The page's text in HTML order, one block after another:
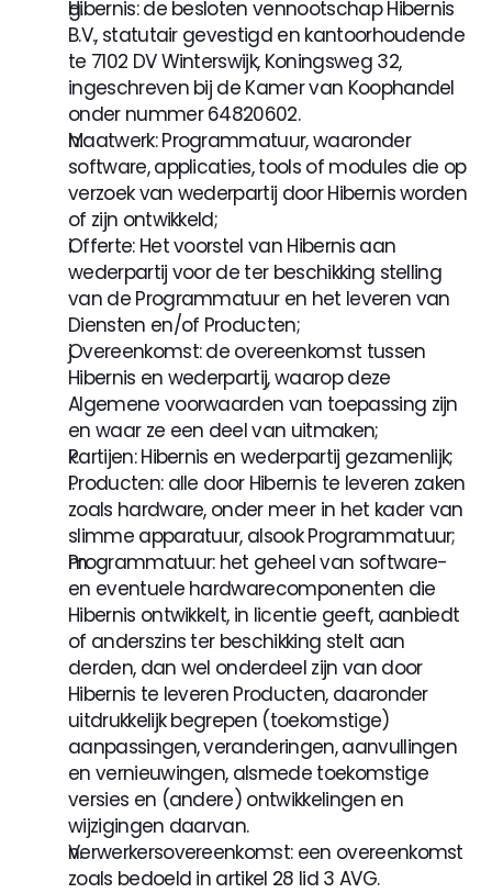
Hibernis: de besloten vennootschap Hibernis
B.V., statutair gevestigd en kantoorhoudende
te 7102 DV Winterswijk, Koningsweg 32,
ingeschreven bij de Kamer van Koophandel
onder nummer 64820602.
Maatwerk: Programmatuur, waaronder
software, applicaties, tools of modules die op
verzoek van wederpartij door Hibernis worden
of zijn ontwikkeld;
Offerte: Het voorstel van Hibernis aan
wederpartij voor de ter beschikking stelling
van de Programmatuur en het leveren van
Diensten en/of Producten;
Overeenkomst: de overeenkomst tussen
Hibernis en wederpartij, waarop deze
Algemene voorwaarden van toepassing zijn
en waar ze een deel van uitmaken;
Partijen: Hibernis en wederpartij gezamenlijk;
Producten: alle door Hibernis te leveren zaken
zoals hardware, onder meer in het kader van
slimme apparatuur, alsook Programmatuur;
Programmatuur: het geheel van software-
en eventuele hardwarecomponenten die
Hibernis ontwikkelt, in licentie geeft, aanbiedt
of anderszins ter beschikking stelt aan
derden, dan wel onderdeel zijn van door
Hibernis te leveren Producten, daaronder
uitdrukkelijk begrepen (toekomstige)
aanpassingen, veranderingen, aanvullingen
en vernieuwingen, alsmede toekomstige
versies en (andere) ontwikkelingen en
wijzigingen daarvan.
Verwerkersovereenkomst: een overeenkomst
zoals bedoeld in artikel 28 lid 3 AVG.